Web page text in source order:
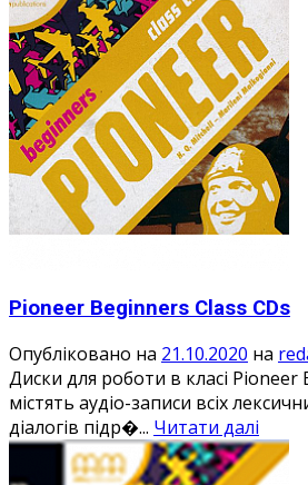
Pioneer Beginners Class CDs
Опубліковано на 21.10.2020 на
Диски для роботи в класі Pioneer
містять аудіо-записи всіх
діалогів підр�... Читати далі